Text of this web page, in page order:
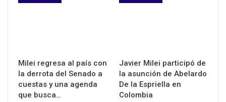
Milei regresa al país con
la derrota del Senado a
cuestas y una agenda
que busca…
Javier Milei participó de
la asunción de Abelardo
De la Espriella en
Colombia